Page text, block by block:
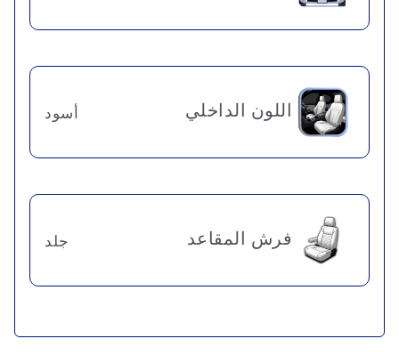
اللون الداخلي أسود
فرش المقاعد جلد